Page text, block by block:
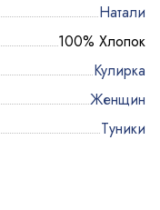
Натали
100% Хлопок
Кулирка
Женщин
Туники